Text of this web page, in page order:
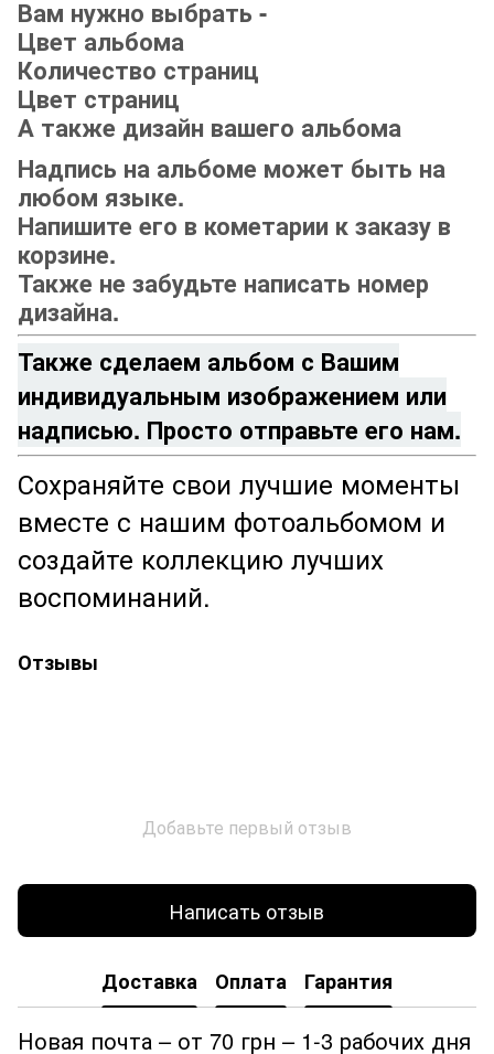
Вам нужно выбрать -
Цвет альбома
Количество страниц
Цвет страниц
А также дизайн вашего альбома
Надпись на альбоме может быть на
любом языке.
Напишите его в кометарии к заказу в
корзине.
Также не забудьте написать номер
дизайна.
Также сделаем альбом с Вашим
индивидуальным изображением или
надписью. Просто отправьте его нам.
Сохраняйте свои лучшие моменты
вместе с нашим фотоальбомом и
создайте коллекцию лучших
воспоминаний.
Отзывы
Добавьте первый отзыв
Написать отзыв
Доставка Оплата Гарантия
Новая почта – от 70 грн – 1-3 рабочих дня